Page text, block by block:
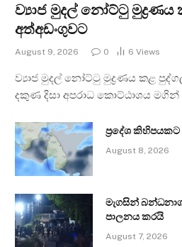
ව්‍යාජ මුදල් නෝට්ටු
අත්අඩංගුවට
August 9, 2026 0 6 Views
ව්‍යාජ මුදල් නෝට්ටු මුද්‍රණය කළ
දකුණ දිසා අපරාධ කොට්ඨාශය
ප්‍රදේශ කිහිපයකට
August 8, 2026
මැගසින්
පාලනය කරයි
August 7, 2026